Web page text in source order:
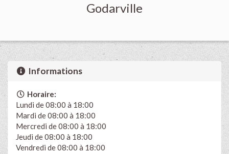
Godarville
Informations
Horaire:
Lundi de 08:00 à 18:00
Mardi de 08:00 à 18:00
Mercredi de 08:00 à 18:00
Jeudi de 08:00 à 18:00
Vendredi de 08:00 à 18:00